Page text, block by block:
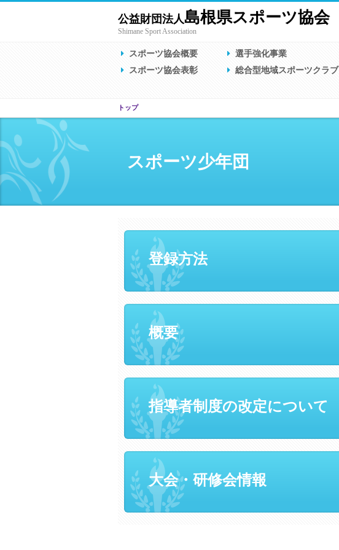
公益財団法人島根県スポーツ協会
Shimane Sport Association
スポーツ協会概要 選手強化事業
スポーツ協会表彰
総合型地域スポーツクラブ
トップ
スポーツ少年団
登録方法
概要
指導者制度の改定について
大会・研修会情報